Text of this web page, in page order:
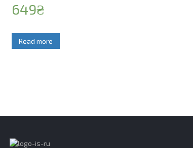
649₴
Read more